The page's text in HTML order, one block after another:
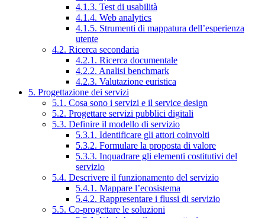
4.1.3. Test di usabilità
4.1.4. Web analytics
4.1.5. Strumenti di mappatura dell’esperienza
utente
4.2. Ricerca secondaria
4.2.1. Ricerca documentale
4.2.2. Analisi benchmark
4.2.3. Valutazione euristica
5. Progettazione dei servizi
5.1. Cosa sono i servizi e il service design
5.2. Progettare servizi pubblici digitali
5.3. Definire il modello di servizio
5.3.1. Identificare gli attori coinvolti
5.3.2. Formulare la proposta di valore
5.3.3. Inquadrare gli elementi costitutivi del
servizio
5.4. Descrivere il funzionamento del servizio
5.4.1. Mappare l’ecosistema
5.4.2. Rappresentare i flussi di servizio
5.5. Co-progettare le soluzioni